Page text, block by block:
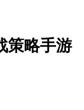
策略手游